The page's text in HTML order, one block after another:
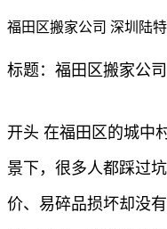
福田区搬家公司 深圳陆
标题：福田区搬家公
开头 在福田区的城中
景下，很多人都踩过
价、易碎品损坏却没